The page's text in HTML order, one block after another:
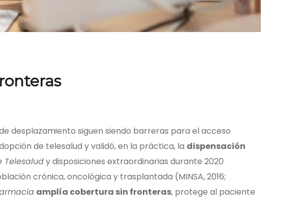
desplazamiento siguen siendo barreras para el acceso
de telesalud y validó, en la práctica, la dispensación
Telesaludy disposiciones extraordinarias durante 2020
crónica, oncológica y trasplantada (MINSA, 2016;
amplía cobertura sin fronteras, protege al paciente